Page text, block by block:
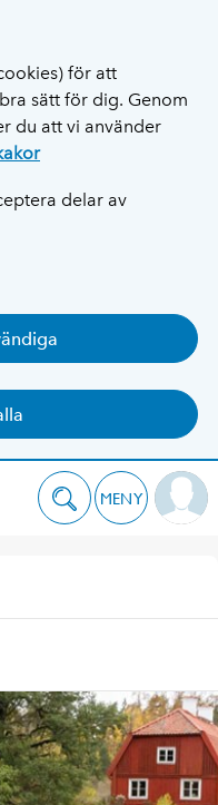
för att
sätt för dig. Genom
du att vi använder
delar av
MENY